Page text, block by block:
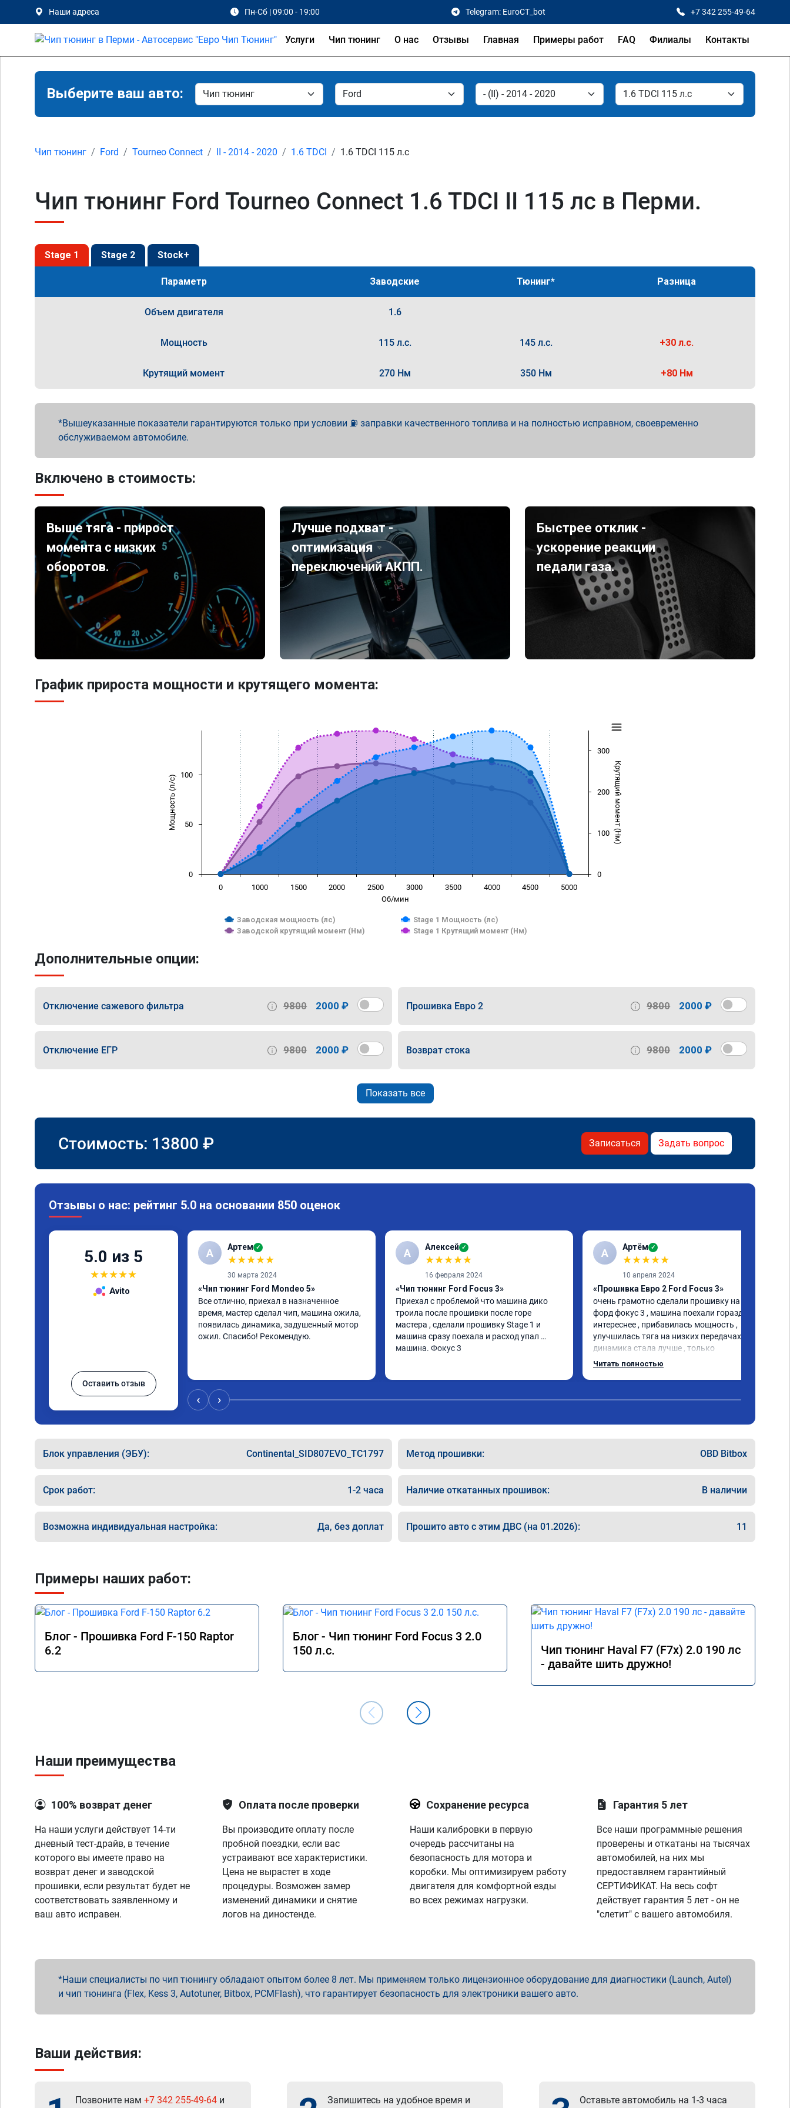
Наши адреса Пн-Сб | 09:00 - 19:00 Telegram: EuroCT_bot +7 342 255-49-64
Услуги Чип тюнинг О нас Отзывы Главная Примеры работ FAQ Филиалы Контакты
Выберите ваш авто:
Чип тюнинг Ford Tourneo Connect II - 2014 - 2020 1.6 TDCI 1.6 TDCI 115 л.с
Чип тюнинг Ford Tourneo Connect 1.6 TDCI II 115 лс в Перми.
Stage 1 Stage 2 Stock+
Параметр Заводские Тюнинг* Разница
Объем двигателя 1.6
Мощность 115 л.с. 145 л.с. +30 л.с.
Крутящий момент 270 Нм 350 Нм +80 Нм
Вышеуказанные показатели гарантируются только при условии ⛽ заправки качественного топлива и на полностью исправном, своевременно
обслуживаемом автомобиле.
Включено в стоимость:
Выше тяга - прирост
момента с низких
оборотов.
Лучше подхват -
оптимизация
переключений АКПП.
Быстрее отклик -
ускорение реакции
педали газа.
График прироста мощности и крутящего момента:
Об/мин
Мощность (л/с) Крутящий момент (Нм)
Заводская мощность (лс)
Stage 1 Мощность (лс)
Заводской крутящий момент (Нм)
Stage 1 Крутящий момент (Нм)
0 1000 1500 2000 2500 3000 3500 4000 4500 5000
0
50
100
0
100
200
300
Дополнительные опции:
Отключение сажевого фильтра 9800 2000 ₽ Прошивка Евро 2 9800 2000 ₽
Отключение ЕГР 9800 2000 ₽ Возврат стока 9800 2000 ₽
Показать все
Стоимость: 13800 ₽ Записаться Задать вопрос
Отзывы о нас: рейтинг 5.0 на основании 850 оценок
5.0 из 5
★★★★★
Avito
Оставить отзыв
А Артем ✓
★★★★★
30 марта 2024
«Чип тюнинг Ford Mondeo 5»
Все отлично, приехал в назначенное
время, мастер сделал чип, машина ожила,
появилась динамика, задушенный мотор
ожил. Спасибо! Рекомендую.
А Алексей ✓
★★★★★
16 февраля 2024
«Чип тюнинг Ford Focus 3»
Приехал с проблемой что машина дико
троила после прошивки после горе
мастера , сделали прошивку Stage 1 и
машина сразу поехала и расход упал
машина. Фокус 3
А Артём ✓
★★★★★
10 апреля 2024
«Прошивка Евро 2 Ford Focus 3»
очень грамотно сделали прошивку на
форд фокус 3 , машина поехали гораздо
интереснее , прибавилась мощность ,
улучшилась тяга на низких передачах ,
динамика стала лучше , только
позитивные эмоции , цена
Читать полностью
‹ ›
Блок управления (ЭБУ): Continental_SID807EVO_TC1797 Метод прошивки: OBD Bitbox
Срок работ: 1-2 часа Наличие откатанных прошивок: В наличии
Возможна индивидуальная настройка: Да, без доплат Прошито авто с этим ДВС (на 01.2026): 11
Примеры наших работ:
Блог - Прошивка Ford F-150 Raptor
6.2
Блог - Чип тюнинг Ford Focus 3 2.0
150 л.с.
Чип тюнинг Haval F7 (F7x) 2.0 190 лс
- давайте шить дружно!
Наши преимущества
100% возврат денег
На наши услуги действует 14-ти
дневный тест-драйв, в течение
которого вы имеете право на
возврат денег и заводской
прошивки, если результат будет не
соответствовать заявленному и
ваш авто исправен.
Оплата после проверки
Вы производите оплату после
пробной поездки, если вас
устраивают все характеристики.
Цена не вырастет в ходе
процедуры. Возможен замер
изменений динамики и снятие
логов на диностенде.
Сохранение ресурса
Наши калибровки в первую
очередь рассчитаны на
безопасность для мотора и
коробки. Мы оптимизируем работу
двигателя для комфортной езды
во всех режимах нагрузки.
Гарантия 5 лет
Все наши программные решения
проверены и откатаны на тысячах
автомобилей, на них мы
предоставляем гарантийный
СЕРТИФИКАТ. На весь софт
действует гарантия 5 лет - он не
"слетит" с вашего автомобиля.
Наши специалисты по чип тюнингу обладают опытом более 8 лет. Мы применяем только лицензионное оборудование для диагностики (Launch, Autel)
и чип тюнинга (Flex, Kess 3, Autotuner, Bitbox, PCMFlash), что гарантирует безопасность для электроники вашего авто.
Ваши действия:
Позвоните нам +7 342 255-49-64 и Запишитесь на удобное время и Оставьте автомобиль на 1-3 часа